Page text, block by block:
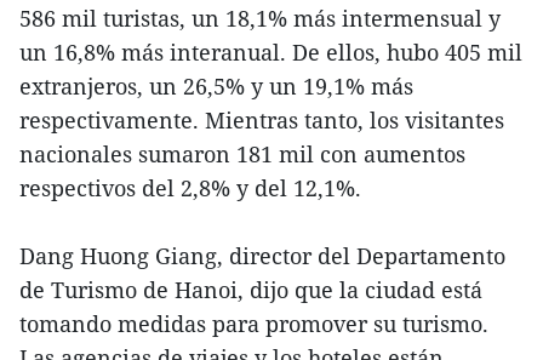
586 mil turistas, un 18,1% más intermensual y
un 16,8% más interanual. De ellos, hubo 405 mil
extranjeros, un 26,5% y un 19,1% más
respectivamente. Mientras tanto, los visitantes
nacionales sumaron 181 mil con aumentos
respectivos del 2,8% y del 12,1%.
Dang Huong Giang, director del Departamento
de Turismo de Hanoi, dijo que la ciudad está
tomando medidas para promover su turismo.